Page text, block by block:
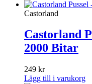
Castorland
Castorland
2000 Bitar
249 kr
Lägg till i varukorg